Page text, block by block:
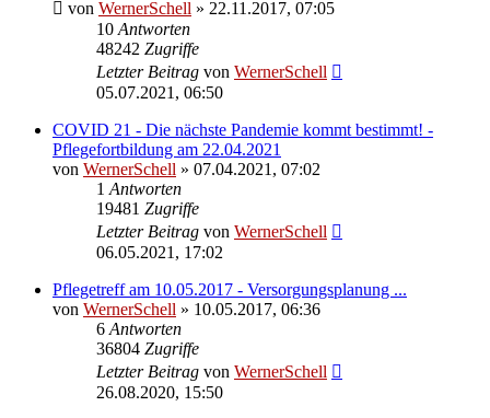
von WernerSchell » 22.11.2017, 07:05
10 Antworten
48242 Zugriffe
Letzter Beitrag von WernerSchell
05.07.2021, 06:50
COVID 21 - Die nächste Pandemie kommt bestimmt! -
Pflegefortbildung am 22.04.2021
von WernerSchell » 07.04.2021, 07:02
1 Antworten
19481 Zugriffe
Letzter Beitrag von WernerSchell
06.05.2021, 17:02
Pflegetreff am 10.05.2017 - Versorgungsplanung ...
von WernerSchell » 10.05.2017, 06:36
6 Antworten
36804 Zugriffe
Letzter Beitrag von WernerSchell
26.08.2020, 15:50